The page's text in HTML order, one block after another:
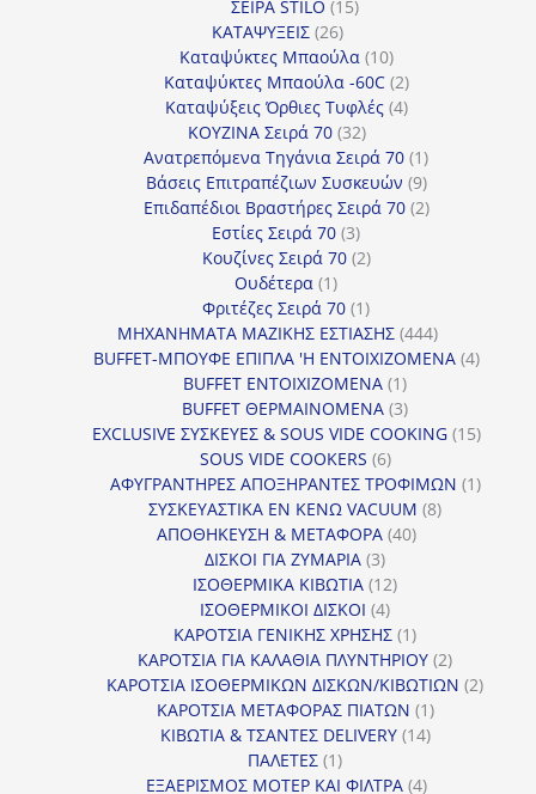
προϊόντα
ΣΕΙΡΑ STILO 1515
ΚΑΤΑΨΥΞΕΙΣ 2626
προϊόντα
Καταψύκτες Μπαούλα 1010
προϊόντα
Καταψύκτες Μπαούλα -60C 22
προϊόντα
Καταψύξεις Όρθιες Τυφλές 44
ΚΟΥΖΙΝΑ Σειρά 70 3232
προϊόντα
Ανατρεπόμενα Τηγάνια Σειρά 70 11
προϊόν
Βάσεις Επιτραπέζιων Συσκευών 99
προϊόντα
Επιδαπέδιοι Βραστήρες Σειρά 70 22
Εστίες Σειρά 70 33
προϊόντα
Κουζίνες Σειρά 70 22
Ουδέτερα 11
προϊόν
Φριτέζες Σειρά 70 11
προϊόν
ΜΗΧΑΝΗΜΑΤΑ ΜΑΖΙΚΗΣ ΕΣΤΙΑΣΗΣ 444444
προϊόντα
BUFFET-ΜΠΟΥΦΕ ΕΠΙΠΛΑ 'Η ΕΝΤΟΙΧΙΖΟΜΕΝΑ 44
BUFFET ΕΝΤΟΙΧΙΖΟΜΕΝΑ 11
προϊόν
BUFFET ΘΕΡΜΑΙΝΟΜΕΝΑ 33
προϊόντα
EXCLUSIVE ΣΥΣΚΕΥΕΣ & SOUS VIDE COOKING 1515
SOUS VIDE COOKERS 66
προϊόντα
ΑΦΥΓΡΑΝΤΗΡΕΣ ΑΠΟΞΗΡΑΝΤΕΣ ΤΡΟΦΙΜΩΝ 11
ΣΥΣΚΕΥΑΣΤΙΚΑ ΕΝ ΚΕΝΩ VACUUM 88
ΑΠΟΘΗΚΕΥΣΗ & ΜΕΤΑΦΟΡΑ 4040
ΔΙΣΚΟΙ ΓΙΑ ΖΥΜΑΡΙΑ 33
προϊόντα
ΙΣΟΘΕΡΜΙΚΑ ΚΙΒΩΤΙΑ 1212
ΙΣΟΘΕΡΜΙΚΟΙ ΔΙΣΚΟΙ 44
προϊόντα
ΚΑΡΟΤΣΙΑ ΓΕΝΙΚΗΣ ΧΡΗΣΗΣ 11
προϊόν
ΚΑΡΟΤΣΙΑ ΓΙΑ ΚΑΛΑΘΙΑ ΠΛΥΝΤΗΡΙΟΥ 22
προϊόντα
ΚΑΡΟΤΣΙΑ ΙΣΟΘΕΡΜΙΚΩΝ ΔΙΣΚΩΝ/ΚΙΒΩΤΙΩΝ 22
ΚΑΡΟΤΣΙΑ ΜΕΤΑΦΟΡΑΣ ΠΙΑΤΩΝ 11
προϊόν
ΚΙΒΩΤΙΑ & ΤΣΑΝΤΕΣ DELIVERY 1414
ΠΑΛΕΤΕΣ 11
προϊόν
ΕΞΑΕΡΙΣΜΟΣ ΜΟΤΕΡ ΚΑΙ ΦΙΛΤΡΑ 44